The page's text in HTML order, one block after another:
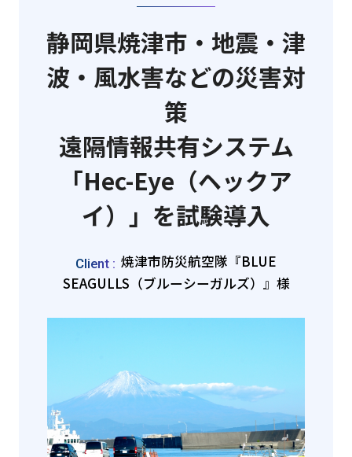
静岡県焼津市・地震・津
波・風水害などの災害対
策
遠隔情報共有システム
「Hec-Eye（ヘックア
イ）」を試験導入
Client : 焼津市防災航空隊『BLUE
SEAGULLS（ブルーシーガルズ）』様